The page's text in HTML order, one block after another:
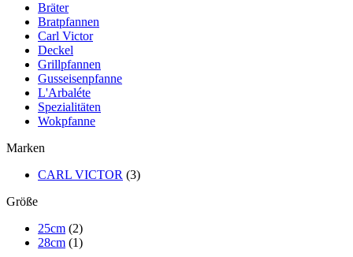
Bräter
Bratpfannen
Carl Victor
Deckel
Grillpfannen
Gusseisenpfanne
L'Arbaléte
Spezialitäten
Wokpfanne
Marken
CARL VICTOR (3)
Größe
25cm (2)
28cm (1)